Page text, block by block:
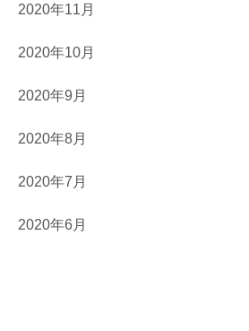
2020年11月
2020年10月
2020年9月
2020年8月
2020年7月
2020年6月